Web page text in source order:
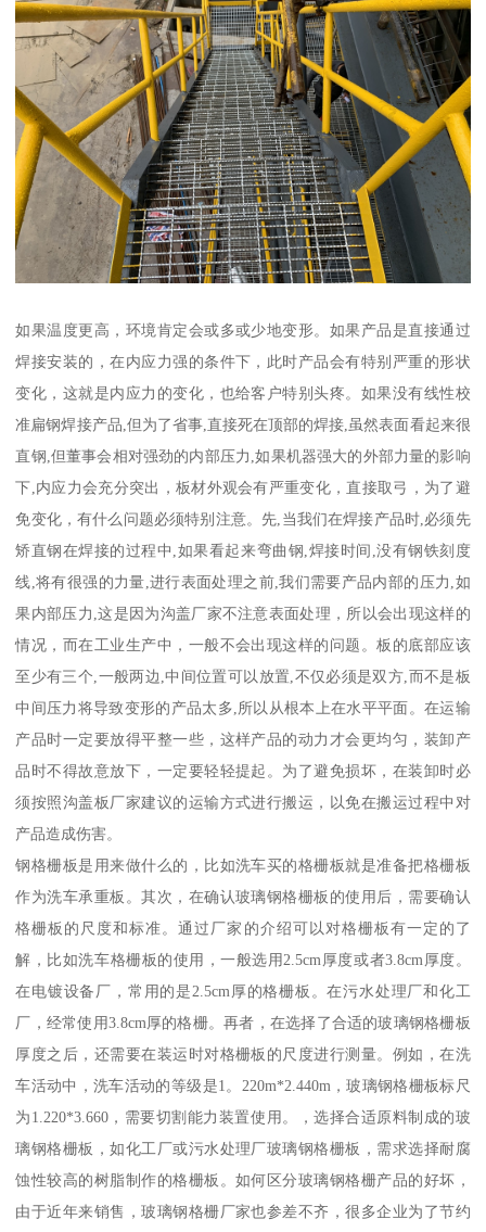
如果温度更高，环境肯定会或多或少地变形。如果产品是直接通过
焊接安装的，在内应力强的条件下，此时产品会有特别严重的形状
变化，这就是内应力的变化，也给客户特别头疼。如果没有线性校
准扁钢焊接产品,但为了省事,直接死在顶部的焊接,虽然表面看起来很
直钢,但董事会相对强劲的内部压力,如果机器强大的外部力量的影响
下,内应力会充分突出，板材外观会有严重变化，直接取弓，为了避
免变化，有什么问题必须特别注意。先,当我们在焊接产品时,必须先
矫直钢在焊接的过程中,如果看起来弯曲钢,焊接时间,没有钢铁刻度
线,将有很强的力量,进行表面处理之前,我们需要产品内部的压力,如
果内部压力,这是因为沟盖厂家不注意表面处理，所以会出现这样的
情况，而在工业生产中，一般不会出现这样的问题。板的底部应该
至少有三个,一般两边,中间位置可以放置,不仅必须是双方,而不是板
中间压力将导致变形的产品太多,所以从根本上在水平平面。在运输
产品时一定要放得平整一些，这样产品的动力才会更均匀，装卸产
品时不得故意放下，一定要轻轻提起。为了避免损坏，在装卸时必
须按照沟盖板厂家建议的运输方式进行搬运，以免在搬运过程中对
产品造成伤害。
钢格栅板是用来做什么的，比如洗车买的格栅板就是准备把格栅板
作为洗车承重板。其次，在确认玻璃钢格栅板的使用后，需要确认
格栅板的尺度和标准。通过厂家的介绍可以对格栅板有一定的了
解，比如洗车格栅板的使用，一般选用2.5cm厚度或者3.8cm厚度。
在电镀设备厂，常用的是2.5cm厚的格栅板。在污水处理厂和化工
厂，经常使用3.8cm厚的格栅。再者，在选择了合适的玻璃钢格栅板
厚度之后，还需要在装运时对格栅板的尺度进行测量。例如，在洗
车活动中，洗车活动的等级是1。220m*2.440m，玻璃钢格栅板标尺
为1.220*3.660，需要切割能力装置使用。，选择合适原料制成的玻
璃钢格栅板，如化工厂或污水处理厂玻璃钢格栅板，需求选择耐腐
蚀性较高的树脂制作的格栅板。如何区分玻璃钢格栅产品的好坏，
由于近年来销售，玻璃钢格栅厂家也参差不齐，很多企业为了节约